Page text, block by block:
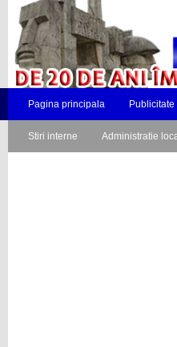
Pagina principala Publicitate
Stiri interne Administratie